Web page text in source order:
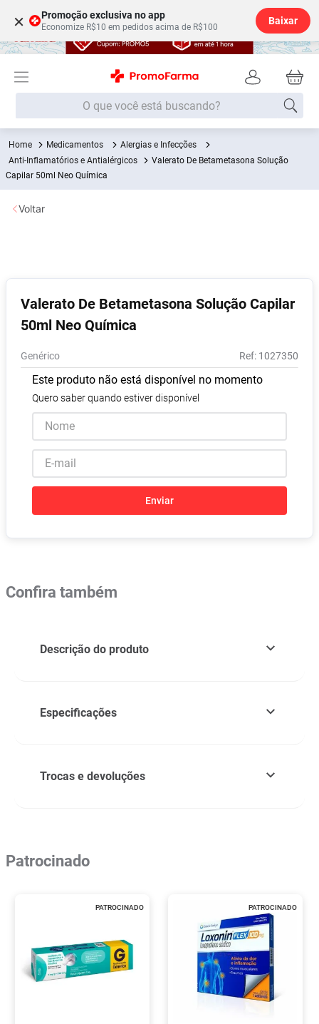
× Promoção exclusiva no app
Economize R$10 em pedidos acima de R$100
Baixar
O que você está buscando?
Medicamentos
Alergias e Infecções
Anti-Inflamatórios e Antialérgicos
Valerato De Betametasona Solução
Capilar 50ml Neo Química
Valerato De Betametasona Solução Capilar
50ml Neo Química
Genérico : 1027350
Este produto não está disponível no momento
Quero saber quando estiver disponível
Enviar
Voltar
Confira também
Descrição do produto
Especificações
Trocas e devoluções
Patrocinado
PATROCINADO PATROCINADO
Termos mais buscados
1º Fralda
9º
10º Vitamina D